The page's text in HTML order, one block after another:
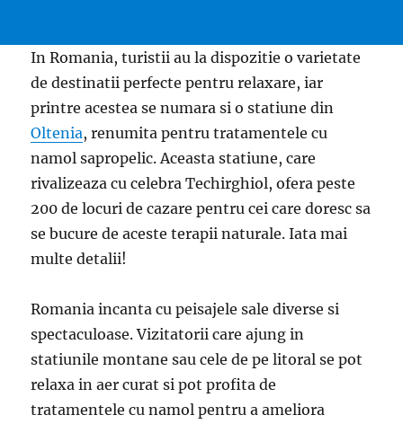
In Romania, turistii au la dispozitie o varietate
de destinatii perfecte pentru relaxare, iar
printre acestea se numara si o statiune din
Oltenia, renumita pentru tratamentele cu
namol sapropelic. Aceasta statiune, care
rivalizeaza cu celebra Techirghiol, ofera peste
200 de locuri de cazare pentru cei care doresc sa
se bucure de aceste terapii naturale. Iata mai
multe detalii!
Romania incanta cu peisajele sale diverse si
spectaculoase. Vizitatorii care ajung in
statiunile montane sau cele de pe litoral se pot
relaxa in aer curat si pot profita de
tratamentele cu namol pentru a ameliora